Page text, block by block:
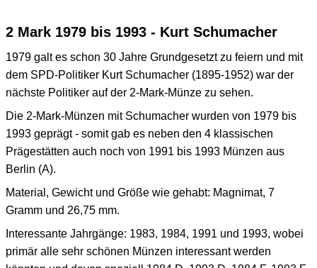
2 Mark 1979 bis 1993 - Kurt Schumacher
1979 galt es schon 30 Jahre Grundgesetzt zu feiern und mit
dem SPD-Politiker Kurt Schumacher (1895-1952) war der
nächste Politiker auf der 2-Mark-Münze zu sehen.
Die 2-Mark-Münzen mit Schumacher wurden von 1979 bis
1993 geprägt - somit gab es neben den 4 klassischen
Prägestätten auch noch von 1991 bis 1993 Münzen aus
Berlin (A).
Material, Gewicht und Größe wie gehabt: Magnimat, 7
Gramm und 26,75 mm.
Interessante Jahrgänge: 1983, 1984, 1991 und 1993, wobei
primär alle sehr schönen Münzen interessant werden